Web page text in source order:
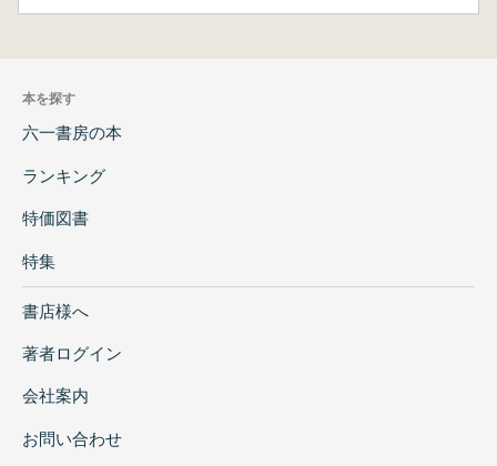
本を探す
六一書房の本
ランキング
特価図書
特集
書店様へ
著者ログイン
会社案内
お問い合わせ